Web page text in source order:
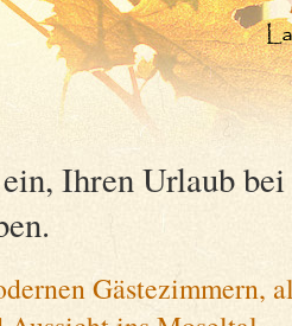
Ihren Urlaub bei
Gästezimmern,